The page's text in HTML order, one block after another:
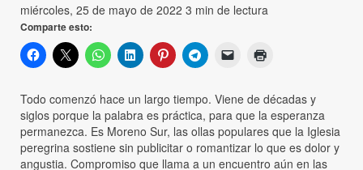
miércoles, 25 de mayo de 2022 3 min de lectura
Comparte esto:
Todo comenzó hace un largo tiempo. Viene de décadas y
siglos porque la palabra es práctica, para que la esperanza
permanezca. Es Moreno Sur, las ollas populares que la Iglesia
peregrina sostiene sin publicitar o romantizar lo que es dolor y
angustia. Compromiso que llama a un encuentro aún en las